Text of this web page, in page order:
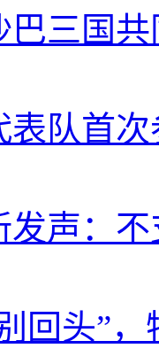
巴三国
表队首
发声：
回头”